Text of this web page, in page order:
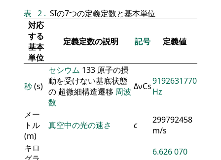
表 2 . SIの7つの定義定数と基本単位
対応
する
基本
単位
定義定数の説明 記号 定義値
秒(s)
セシウム 133 原子の摂
動を受けない基底状態
の 超微細構造遷移 周波
数
ΔνCs9192631770
Hz
メー
トル
(m)
真空中の光の速さ c
299792458
m/s
キロ
6.626 070